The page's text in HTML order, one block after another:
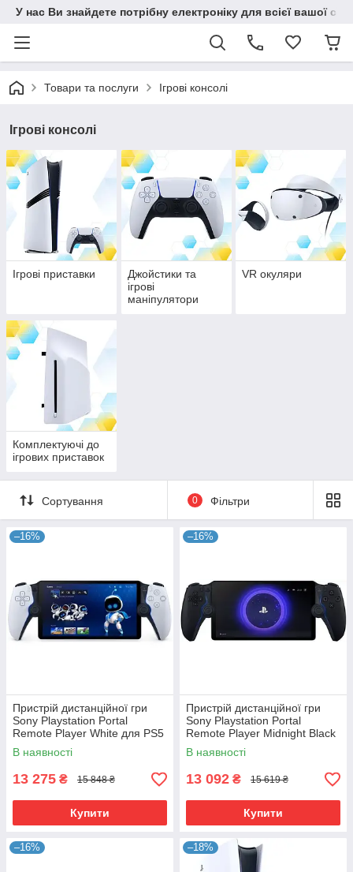
У нас Ви знайдете потрібну електроніку для всієї вашої
Товари та послуги Ігрові консолі
Ігрові консолі
Ігрові приставки
Джойстики та
ігрові
маніпулятори
VR окуляри
Комплектуючі до
ігрових приставок
Сортування 0 Фільтри
–16%
Пристрій дистанційної гри
Sony Playstation Portal
Remote Player White для PS5
UA
В наявності
13 275 ₴ 15 848 ₴
Купити
–16%
Пристрій дистанційної гри
Sony Playstation Portal
Remote Player Midnight Black
для PS5 (1000045051) UA
В наявності
13 092 ₴ 15 619 ₴
Купити
–16% –18%